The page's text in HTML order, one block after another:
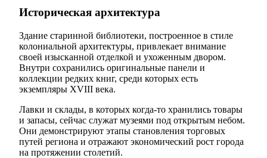
Историческая архитектура
Здание старинной библиотеки, построенное в стиле
колониальной архитектуры, привлекает внимание
своей изысканной отделкой и ухоженным двором.
Внутри сохранились оригинальные панели и
коллекции редких книг, среди которых есть
экземпляры XVIII века.
Лавки и склады, в которых когда-то хранились товары
и запасы, сейчас служат музеями под открытым небом.
Они демонстрируют этапы становления торговых
путей региона и отражают экономический рост города
на протяжении столетий.